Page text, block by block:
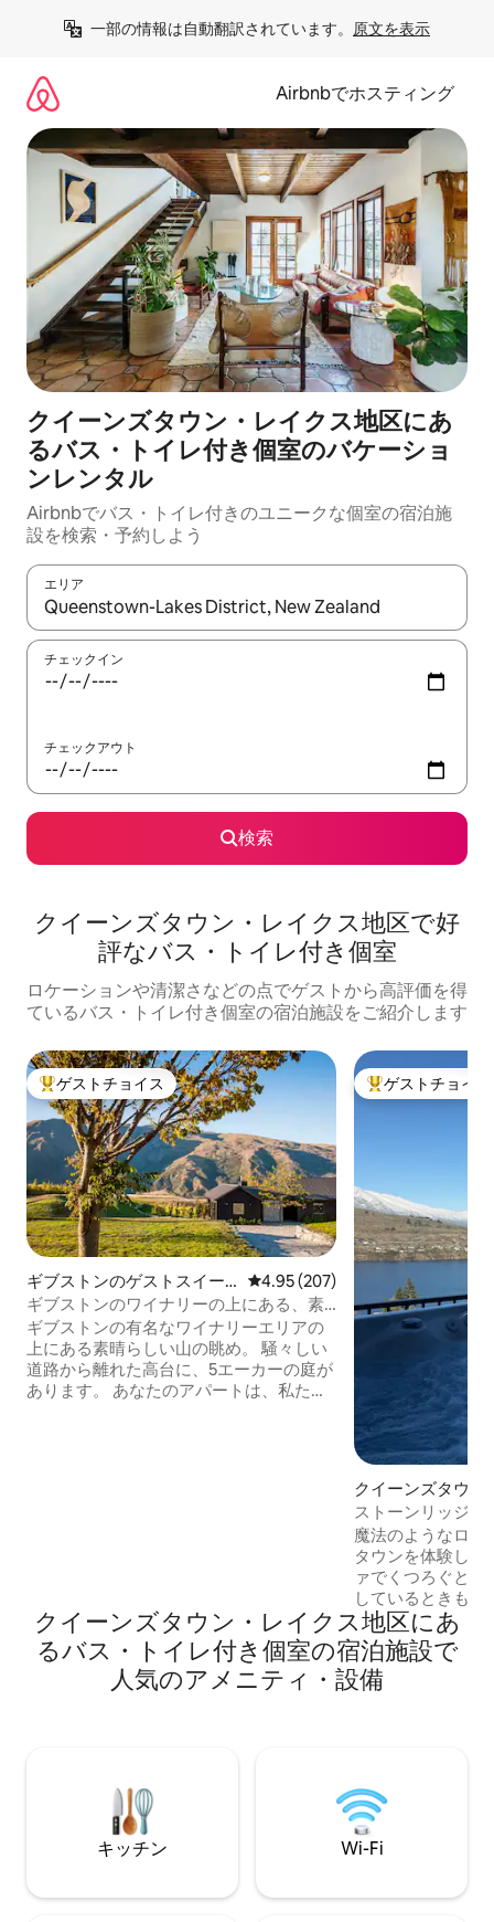
一部の情報は自動翻訳されています。 原文を表示
Airbnbでホスティング
クイーンズタウン・レイクス地区にあ
るバス・トイレ付き個室のバケーショ
ンレンタル
Airbnbでバス・トイレ付きのユニークな個室の宿泊施
設を検索・予約しよう
エリア
検索結果が表示されたら、上下の矢印キーを使って移動するか
チェックイン
チェックアウト
検索
クイーンズタウン・レイクス地区で好
評なバス・トイレ付き個室
ロケーションや清潔さなどの点でゲストから高評価を得
ているバス・トイレ付き個室の宿泊施設をご紹介します
大好評のゲストチョイスです。
ゲストチョイス
ギブストンのゲストスイー
ト
レビュー207件、5つ星中4.95つ
4.95 (207)
ギブストンのワイナリーの上にある、素
晴らしい山の眺め。
ギブストンの有名なワイナリーエリアの
上にある素晴らしい山の眺め。 騒々しい
道路から離れた高台に、5エーカーの庭が
あります。 あなたのアパートは、私たち
しょう 地元のワインを飲みながら星空を
眺めましょう。
大好評のゲスト
ゲストチョイス
クイーンズタウン
スイート
ストーンリッジの
魔法のようなロケ
タウンを体験したい
ァでくつろぐと
しているときも
かっているときも
ュージーランドド
利用いただけます
アからは絶え間な
点。 すべてのリネン類と表面は、各ご宿
泊前に環境に優し
されています。
クイーンズタウン・レイクス地区にあ
るバス・トイレ付き個室の宿泊施設で
人気のアメニティ・設備
キッチン Wi-Fi